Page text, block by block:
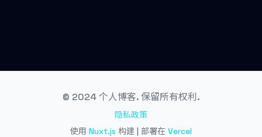
© 2024 个人博客. 保留所有权利.
隐私政策
使用 Nuxt.js 构建 | 部署在 Vercel